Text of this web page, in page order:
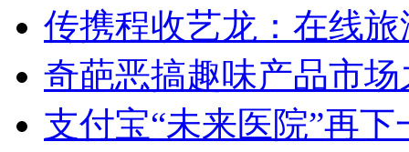
传携程收艺龙：在线
奇葩恶搞趣味产品市
支付宝“未来医院”再下